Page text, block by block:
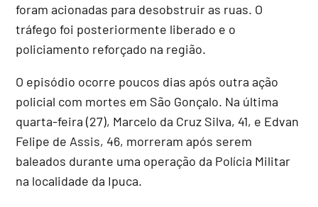
foram acionadas para desobstruir as ruas. O
tráfego foi posteriormente liberado e o
policiamento reforçado na região.
O episódio ocorre poucos dias após outra ação
policial com mortes em São Gonçalo. Na última
quarta-feira (27), Marcelo da Cruz Silva, 41, e Edvan
Felipe de Assis, 46, morreram após serem
baleados durante uma operação da Polícia Militar
na localidade da Ipuca.